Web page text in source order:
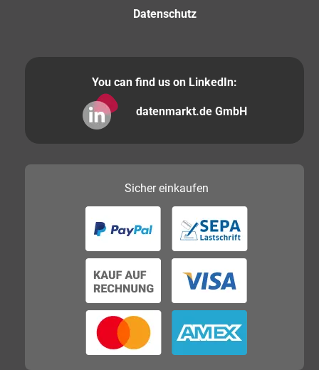
Datenschutz
You can find us on LinkedIn:
datenmarkt.de GmbH
Sichereinkaufen